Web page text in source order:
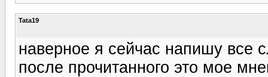
Tata19
наверное я сейчас напишу все
после прочитанного это мое